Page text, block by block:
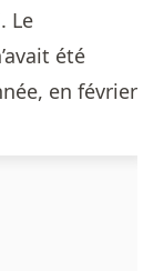
Le
été
en février